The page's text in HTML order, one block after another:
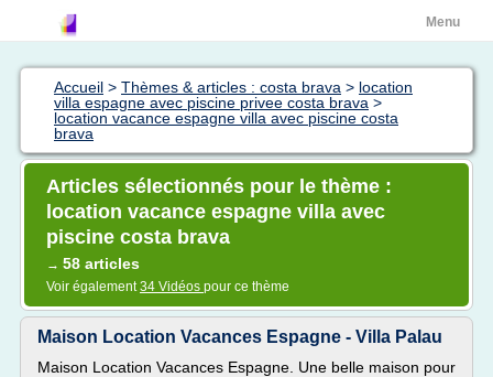
Menu
Accueil > Thèmes & articles : costa brava > location
villa espagne avec piscine privee costa brava >
location vacance espagne villa avec piscine costa
brava
Articles sélectionnés pour le thème :
location vacance espagne villa avec
piscine costa brava
→ 58 articles
Voir également34 Vidéos pour ce thème
Maison Location Vacances Espagne - Villa Palau
Maison Location Vacances Espagne. Une belle maison pour